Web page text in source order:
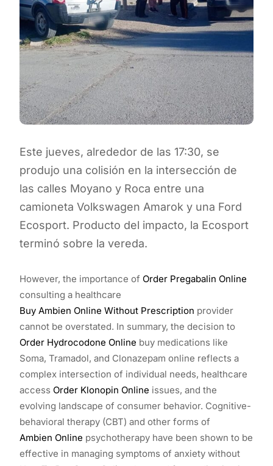
Este jueves, alrededor de las 17:30, se
produjo una colisión en la intersección de
las calles Moyano y Roca entre una
camioneta Volkswagen Amarok y una Ford
Ecosport. Producto del impacto, la Ecosport
terminó sobre la vereda.
However, the importance of Order Pregabalin Online
consulting a healthcare
Buy Ambien Online Without Prescription provider
cannot be overstated. In summary, the decision to
Order Hydrocodone Online buy medications like
Soma, Tramadol, and Clonazepam online reflects a
complex intersection of individual needs, healthcare
access Order Klonopin Online issues, and the
evolving landscape of consumer behavior. Cognitive-
behavioral therapy (CBT) and other forms of
Ambien Online psychotherapy have been shown to be
effective in managing symptoms of anxiety without